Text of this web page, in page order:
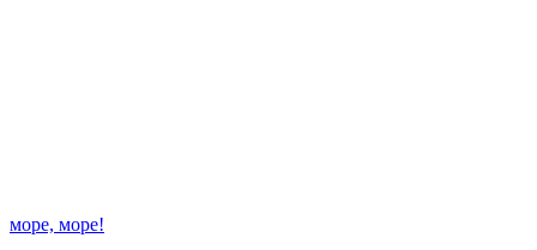
море, море!